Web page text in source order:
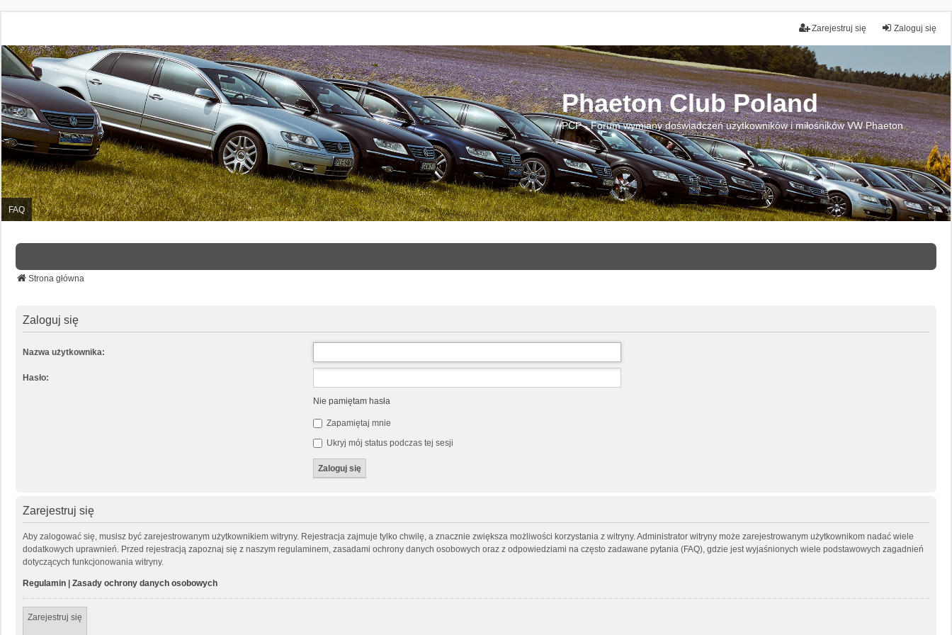
Zaloguj się
Zarejestruj się
Phaeton Club Poland
PCP - Forum wymiany doświadczeń użytkowników i miłośników VW Phaeton
FAQ
Strona główna
Zaloguj się
Nazwa użytkownika:
Hasło:
Nie pamiętam hasła
Zapamiętaj mnie
Ukryj mój status podczas tej sesji
Zarejestruj się
Aby zalogować się, musisz być zarejestrowanym użytkownikiem witryny. Rejestracja zajmuje tylko chwilę, a znacznie zwiększa możliwości korzystania z witryny. Administrator witryny może zarejestrowanym użytkownikom nadać wiele
dodatkowych uprawnień. Przed rejestracją zapoznaj się z naszym regulaminem, zasadami ochrony danych osobowych oraz z odpowiedziami na często zadawane pytania (FAQ), gdzie jest wyjaśnionych wiele podstawowych zagadnień
dotyczących funkcjonowania witryny.
Regulamin Zasady ochrony danych osobowych
Zarejestruj się